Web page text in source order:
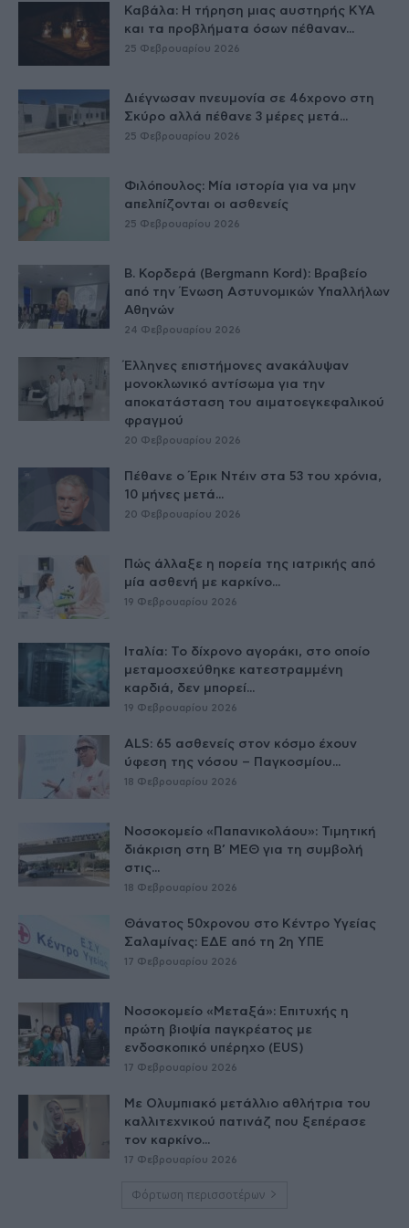
Καβάλα: Η τήρηση μιας αυστηρής ΚΥΑ
και τα προβλήματα όσων πέθαναν...
25 Φεβρουαρίου 2026
Διέγνωσαν πνευμονία σε 46χρονο στη
Σκύρο αλλά πέθανε 3 μέρες μετά...
25 Φεβρουαρίου 2026
Φιλόπουλος: Μία ιστορία για να μην
απελπίζονται οι ασθενείς
25 Φεβρουαρίου 2026
Β. Κορδερά (Bergmann Kord): Βραβείο
από την Ένωση Αστυνομικών Υπαλλήλων
Αθηνών
24 Φεβρουαρίου 2026
Έλληνες επιστήμονες ανακάλυψαν
μονοκλωνικό αντίσωμα για την
αποκατάσταση του αιματοεγκεφαλικού
φραγμού
20 Φεβρουαρίου 2026
Πέθανε ο Έρικ Ντέιν στα 53 του χρόνια,
10 μήνες μετά...
20 Φεβρουαρίου 2026
Πώς άλλαξε η πορεία της ιατρικής από
μία ασθενή με καρκίνο...
19 Φεβρουαρίου 2026
Ιταλία: Το δίχρονο αγοράκι, στο οποίο
μεταμοσχεύθηκε κατεστραμμένη
καρδιά, δεν μπορεί...
19 Φεβρουαρίου 2026
ALS: 65 ασθενείς στον κόσμο έχουν
ύφεση της νόσου – Παγκοσμίου...
18 Φεβρουαρίου 2026
Νοσοκομείο «Παπανικολάου»: Τιμητική
διάκριση στη Β’ ΜΕΘ για τη συμβολή
στις...
18 Φεβρουαρίου 2026
Θάνατος 50χρονου στο Κέντρο Υγείας
Σαλαμίνας: ΕΔΕ από τη 2η ΥΠΕ
17 Φεβρουαρίου 2026
Νοσοκομείο «Μεταξά»: Επιτυχής η
πρώτη βιοψία παγκρέατος με
ενδοσκοπικό υπέρηχο (EUS)
17 Φεβρουαρίου 2026
Με Ολυμπιακό μετάλλιο αθλήτρια του
καλλιτεχνικού πατινάζ που ξεπέρασε
τον καρκίνο...
17 Φεβρουαρίου 2026
Φόρτωση περισσοτέρων